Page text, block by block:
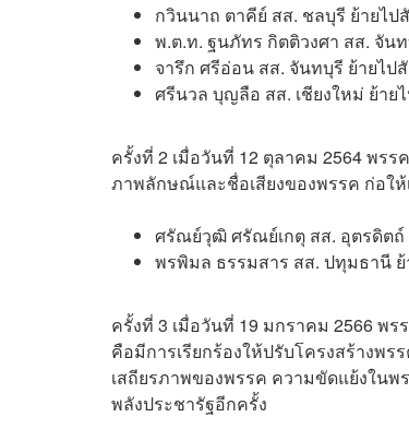
กวินนาถ ตาคีย์ สส. ชลบุรี ย้ายไ
พ.ต.ท. ฐนภัทร กิตติวงศา สส. จัน
จารึก ศรีอ่อน สส. จันทบุรี ย้ายไ
ศรีนวล บุญลือ สส. เชียงใหม่ ย้าย
ครั้งที่ 2 เมื่อวันที่ 12 ตุลาคม 2564 พร
ภาพลักษณ์และชื่อเสียงของพรรค ก่อใ
ศรัณย์วุฒิ ศรัณย์เกตุ สส. อุตรดิตถ์
พรพิมล ธรรมสาร สส. ปทุมธานี
ครั้งที่ 3 เมื่อวันที่ 19 มกราคม 2566 พ
คือมีการเรียกร้องให้ปรับโครงสร้างพ
เสถียรภาพของพรรค ความขัดแย้งในพ
พลังประชารัฐอีกครั้ง